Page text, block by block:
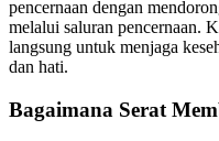
pencernaan dengan
melalui saluran pencernaan.
langsung untuk menjaga
dan hati.
Bagaimana Serat